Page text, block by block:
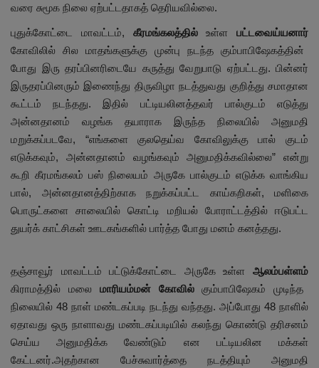
வரை சுமூக நிலை ஏற்பட்டதாகத் தெரியவில்லை.
புதுக்கோட்டை மாவட்டம், கீரமங்கலத்தில்உள்ள பட்டவைய்யனார்
கோவிலில் சில மாதங்களுக்கு முன்பு நடந்த கும்பாபிஷேகத்தின்
போது இரு தரப்பினரிடையே கருத்து வேறுபாடு ஏற்பட்டது. பின்னர்
இருதரப்பினரும் இணைந்து திருவிழா நடத்துவது குறித்து சமாதான
கூட்டம் நடந்தது. இதில் பட்டியலினத்தவர் பால்குடம் எடுத்து
அன்னதானம் வழங்க தயாராக இருந்த நிலையில் அனுமதி
மறுக்கப்படவே, “எங்களை குலதெய்வ கோவிலுக்கு பால் குடம்
எடுக்கவும், அன்னதானம் வழங்கவும் அனுமதிக்கவில்லை” என்று
கூறி கீரமங்கலம் பஸ் நிலையம் அருகே பால்குடம் எடுக்க வாங்கிய
பால், அன்னதானத்திற்காக நறுக்கப்பட்ட காய்கறிகள், மளிகை
பொருட்களை சாலையில் கொட்டி மறியல் போராட்டத்தில் ஈடுபட்ட
துயர்க் காட்சிகள் ஊடகங்களில் பார்த்த போது மனம் கனத்தது.
தஞ்சாவூர் மாவட்டம் பட்டுக்கோட்டை அருகே உள்ள ஆலம்பள்ளம்
கிராமத்தில் மலை மாரியம்மன் கோவில்கும்பாபிஷேகம் முடிந்த
நிலையில் 48 நாள் மண்டகப்படி நடந்து வந்தது. அப்போது 48 நாளில்
ஏதாவது ஒரு நாளாவது மண்டகப்படியில் கலந்து கொண்டு தரிசனம்
செய்ய அனுமதிக்க வேண்டும் என பட்டியலின மக்கள்
கேட்டனர்.அதற்கான பேச்சுவார்த்தை நடத்தியும் அனுமதி